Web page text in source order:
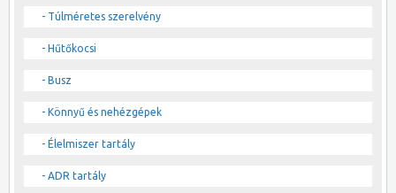
- Túlméretes szerelvény
- Hűtőkocsi
- Busz
- Könnyű és nehézgépek
- Élelmiszer tartály
- ADR tartály